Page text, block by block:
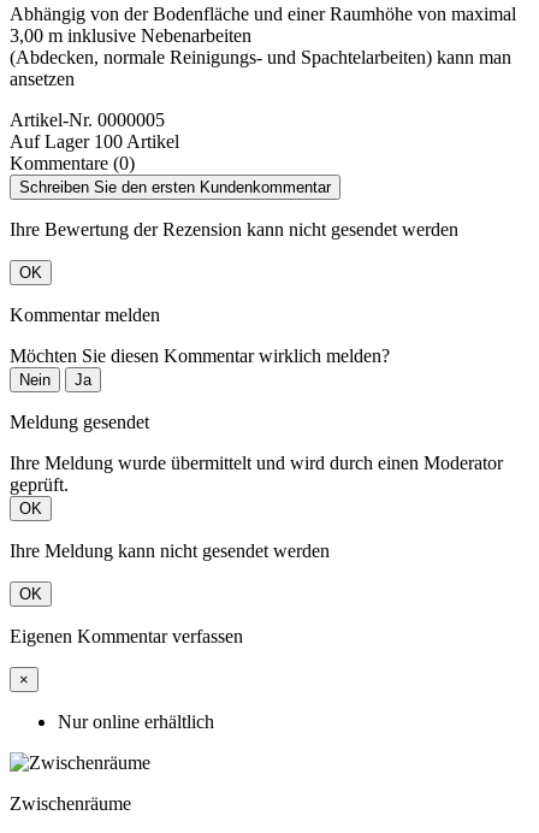
Abhängig von der Bodenfläche und einer Raumhöhe von maximal
3,00 m inklusive Nebenarbeiten
(Abdecken, normale Reinigungs- und Spachtelarbeiten) kann man
ansetzen
Artikel-Nr. 0000005
Auf Lager 100 Artikel
Kommentare (0)
Schreiben Sie den ersten Kundenkommentar
Ihre Bewertung der Rezension kann nicht gesendet werden
OK
Kommentar melden
Möchten Sie diesen Kommentar wirklich melden?
Nein Ja
Meldung gesendet
Ihre Meldung wurde übermittelt und wird durch einen Moderator
geprüft.
OK
Ihre Meldung kann nicht gesendet werden
OK
Eigenen Kommentar verfassen
×
Nur online erhältlich
Zwischenräume